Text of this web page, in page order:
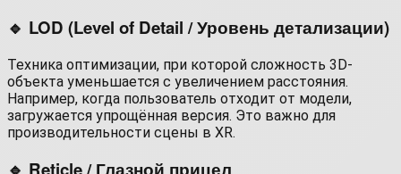
🔹 LOD (Level of Detail / Уровень детализации)
Техника оптимизации, при которой сложность 3D-
объекта уменьшается с увеличением расстояния.
Например, когда пользователь отходит от модели,
загружается упрощённая версия. Это важно для
производительности сцены в XR.